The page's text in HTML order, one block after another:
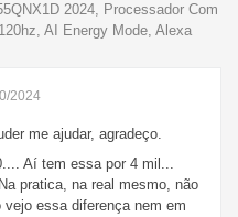
2024, Processador Com
AI Energy Mode, Alexa
2024
me ajudar, agradeço.
Aí tem essa por 4 mil...
pratica, na real mesmo, não
essa diferença nem em